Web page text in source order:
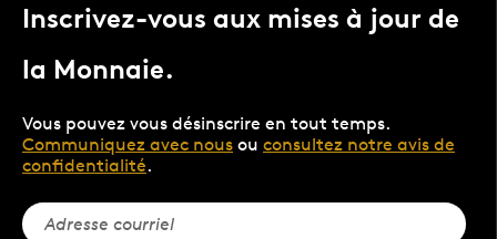
Inscrivez-vous aux mises à jour de
la Monnaie.
Vous pouvez vous désinscrire en tout temps.
Communiquez avec nous ou consultez notre avis de
confidentialité.